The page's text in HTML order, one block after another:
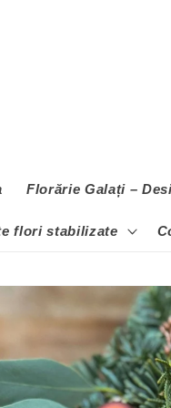
Florărie Galați –
flori stabilizate